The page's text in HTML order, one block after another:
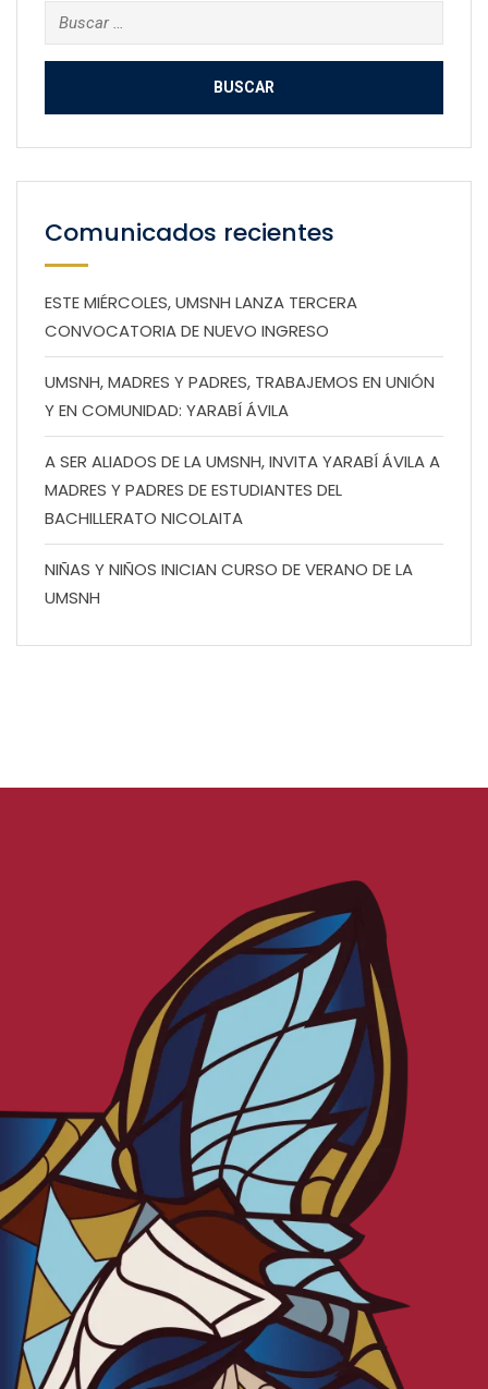
Buscar:
Comunicados recientes
ESTE MIÉRCOLES, UMSNH LANZA TERCERA
CONVOCATORIA DE NUEVO INGRESO
UMSNH, MADRES Y PADRES, TRABAJEMOS EN UNIÓN
Y EN COMUNIDAD: YARABÍ ÁVILA
A SER ALIADOS DE LA UMSNH, INVITA YARABÍ ÁVILA A
MADRES Y PADRES DE ESTUDIANTES DEL
BACHILLERATO NICOLAITA
NIÑAS Y NIÑOS INICIAN CURSO DE VERANO DE LA
UMSNH